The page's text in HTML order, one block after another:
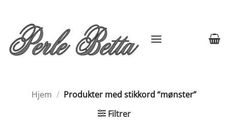
content
Hjem / Produkter med stikkord “mønster”
Filtrer